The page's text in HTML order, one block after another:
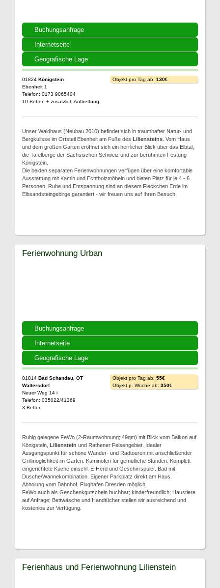
Buchungsanfrage
Internetseite
Geografische Lage
01824 Königstein
Ebenheit 1
Telefon: 0173 9065404
10 Betten + zusätzlich Aufbettung
Objekt pro Tag ab: 130€
Unser Waldhaus (Neubau 2010) befindet sich in traumhafter Natur- und
Bergkulisse im Ortsteil Ebenheit am Fuße des Liliensteins . Vom Haus
und dem großen Garten eröffnet sich ein herrlicher Blick über das Elbtal,
die Tafelberge der Sächsischen Schweiz und zur berühmten Festung
Königstein.
Die beiden separaten Ferienwohnungen verfügen über eine komfortable
Ausstattung mit Kamin und Echtholzmöbeln und bieten Platz für je 4 - 6
Personen. Ruhe und Entspannung sind an diesem Fleckchen Erde im
Elbsandsteingebirge garantiert - wir freuen uns auf Ihren Besuch.
Buchungsanfrage
Internetseite
Geografische Lage
Ferienwohnung Urban
01814 Bad Schandau, OT
Waltersdorf
Neuer Weg 14 i
Telefon: 035022/41369
3 Betten
Objekt pro Tag ab: 55€
Objekt p. Woche ab: 350€
Ruhig gelegene FeWo (2-Raumwohnung; 49qm) mit Blick vom Balkon auf
Königstein, Lilienstein und Rathener Felsengebiet. Idealer
Ausgangspunkt für schöne Wander- und Radtouren mit anschließender
Grillmöglichkeit im Garten. Kaminofen für gemütliche Stunden. Komplett
eingerichtete Küche einschl. E-Herd und Geschirrspüler. Bad mit
Dusche/Wannekombination. Eigener Parkplatz direkt am Haus.
Abholung vom Bahnhof, Flughafen Dresden möglich.
FeWo auch als Geschenkgutschein buchbar; kinderfreundlich; Haustiere
auf Anfrage; Bettwäsche und Handtücher stellen wir ausreichend und
kostenlos zur Verfügung.
Ferienhaus und Ferienwohnung Lilienstein